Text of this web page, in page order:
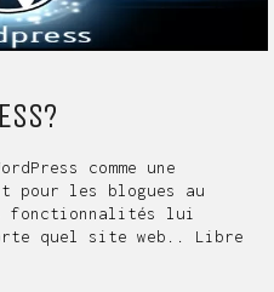
comme une
pour les blogues au
fonctionnalités lui
quel site web.. Libre